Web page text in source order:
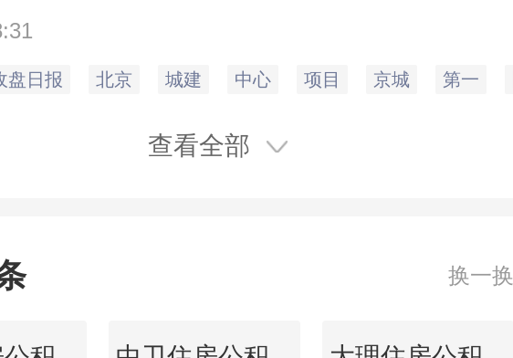
京城佳业（02210）开盘价为1.62
价和最低价分别为1.62元和1.62
盘日报 北京 城建 中心 项目 京城 第一
查看全部
换一换